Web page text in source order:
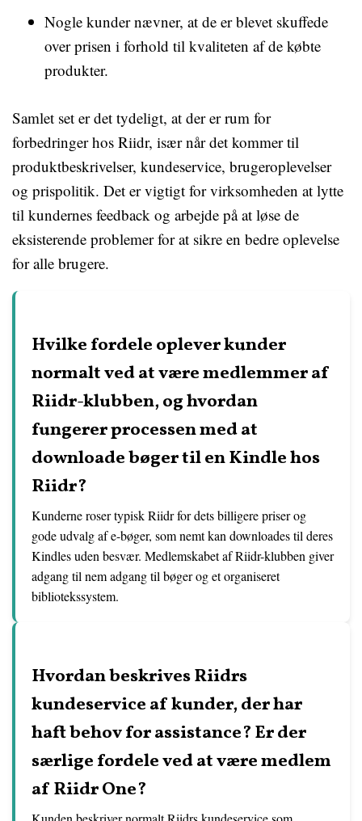
Nogle kunder nævner, at de er blevet skuffede
over prisen i forhold til kvaliteten af de købte
produkter.
Samlet set er det tydeligt, at der er rum for
forbedringer hos Riidr, især når det kommer til
produktbeskrivelser, kundeservice, brugeroplevelser
og prispolitik. Det er vigtigt for virksomheden at lytte
til kundernes feedback og arbejde på at løse de
eksisterende problemer for at sikre en bedre oplevelse
for alle brugere.
Hvilke fordele oplever kunder
normalt ved at være medlemmer af
Riidr-klubben, og hvordan
fungerer processen med at
downloade bøger til en Kindle hos
Riidr?
Kunderne roser typisk Riidr for dets billigere priser og
gode udvalg af e-bøger, som nemt kan downloades til deres
Kindles uden besvær. Medlemskabet af Riidr-klubben giver
adgang til nem adgang til bøger og et organiseret
bibliotekssystem.
Hvordan beskrives Riidrs
kundeservice af kunder, der har
haft behov for assistance? Er der
særlige fordele ved at være medlem
af Riidr One?